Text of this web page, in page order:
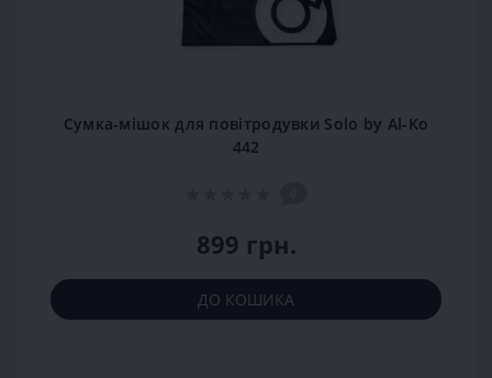
Сумка-мішок для повітродувки Solo by Al-Ko
442
899 грн.
ДО КОШИКА